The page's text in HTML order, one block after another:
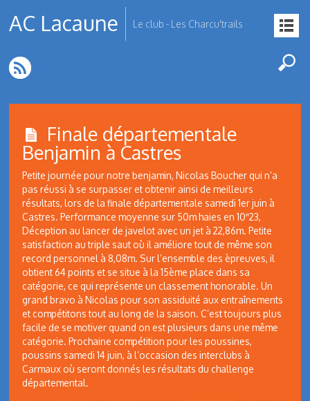
AC Lacaune Le club - Les Charcu'trails
Finale départementale
Benjamin à Castres
Petite journée pour notre benjamin, Nicolas Boucher qui n’a
pas réussi à se surpasser et obtenir ainsi de meilleurs
résultats, lors de la finale départementale samedi 1er juin à
Castres. Performance moyenne sur 50m haies en 10″23,
Déception au lancer de javelot avec un jet à 22,86m. Petite
satisfaction au triple saut où il améliore tout de même son
record personnel à 8,08m. Sur l’ensemble des èpreuves, il
obtient 64 points et se situe à la 15ème place dans sa
catégorie, ce qui représente un classement honorable. Un
grand bravo à Nicolas pour son assiduité aux entraînements
et compétitons tout au long de la saison. C’est toujours plus
facile de se motiver quand on est plusieurs dans une même
catégorie. Prochaine compétition pour les poussines,
poussins samedi 14 juin, à l’occasion des interclubs à
Carmaux où seront donnés les résultats du challenge
départemental.